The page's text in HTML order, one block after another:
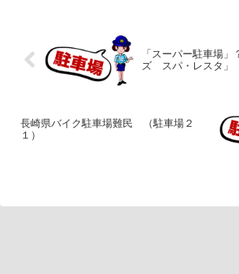
「スーパー駐車場
ズ スパ・レスタ」
長崎県バイク駐車場難民 （駐車場２
１）